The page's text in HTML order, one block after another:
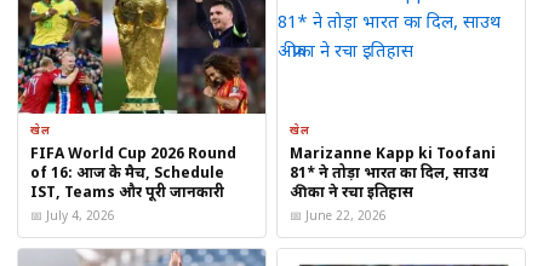
Trine सीरीजफैंटसी, एडवेंचर और पजल गेमिंगका बेहतरीन मिश्रण है।
इसका ग्राफिक्स और कहानी का स्तर गेमिंग प्रेमियों को हमेशा आकर्षित करता
है। Epic Games का यह साल-एंड ऑफर खिलाड़ियों के लिए एक
मुफ्त अनुभव
Table of Contents
Trine game series free Epic Games December
खेल
FIFA World Cup 2026 Round
of 16: आज के मैच, Schedule
IST, Teams और पूरी जानकारी
📅 July 4, 2026
खेल
Marizanne Kapp ki Toofani
81* ने तोड़ा भारत का दिल, साउथ
अफ्रीका ने रचा इतिहास
📅 June 22, 2026